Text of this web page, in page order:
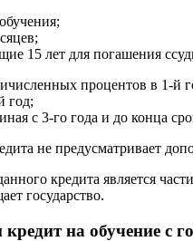
15 лет для погашения
процентов в 1-й
год;
с 3-го года и до конца
не предусматривает
кредита является
государство.
на обучение с